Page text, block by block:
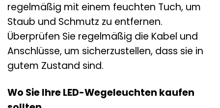
regelmäßig mit einem feuchten Tuch, um
Staub und Schmutz zu entfernen.
Überprüfen Sie regelmäßig die Kabel und
Anschlüsse, um sicherzustellen, dass sie in
gutem Zustand sind.
Wo Sie Ihre LED-Wegeleuchten kaufen